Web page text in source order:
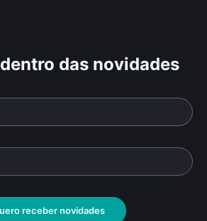
das novidades
receber novidades